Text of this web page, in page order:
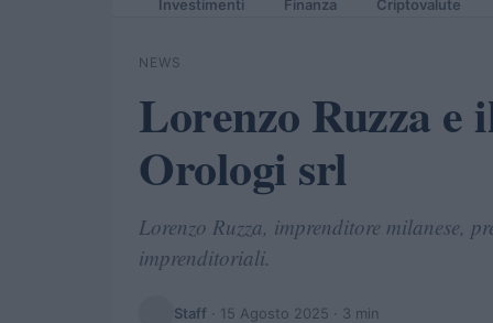
Investimenti Finanza Criptovalute
NEWS
Lorenzo Ruzza e
Orologi srl
Lorenzo Ruzza, imprenditore milanese,
imprenditoriali.
Staff · 15 Agosto 2025 · 3 min